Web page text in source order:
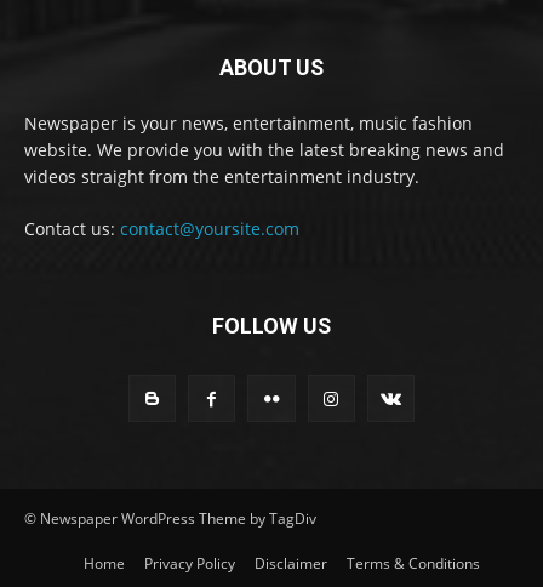
ABOUT US
Newspaper is your news, entertainment, music fashion
website. We provide you with the latest breaking news and
videos straight from the entertainment industry.
Contact us: contact@yoursite.com
FOLLOW US
© Newspaper WordPress Theme by TagDiv
Home Privacy Policy Disclaimer Terms & Conditions